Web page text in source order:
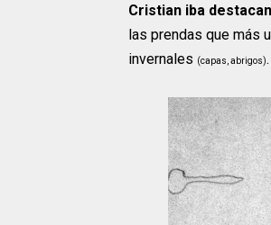
Cristian iba
las prendas que más
invernales (capas, abrigos).